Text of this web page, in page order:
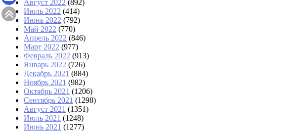
Август 2022 (892)
Июль 2022 (414)
Июнь 2022 (792)
Май 2022 (770)
Апрель 2022 (846)
Март 2022 (977)
Февраль 2022 (913)
Январь 2022 (726)
Декабрь 2021 (884)
Ноябрь 2021 (982)
Октябрь 2021 (1206)
Сентябрь 2021 (1298)
Август 2021 (1351)
Июль 2021 (1248)
Июнь 2021 (1277)